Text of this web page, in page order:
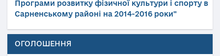
Програми розвитку фізичної культури і спорту в
Сарненському районі на 2014-2016 роки"
ОГОЛОШЕННЯ